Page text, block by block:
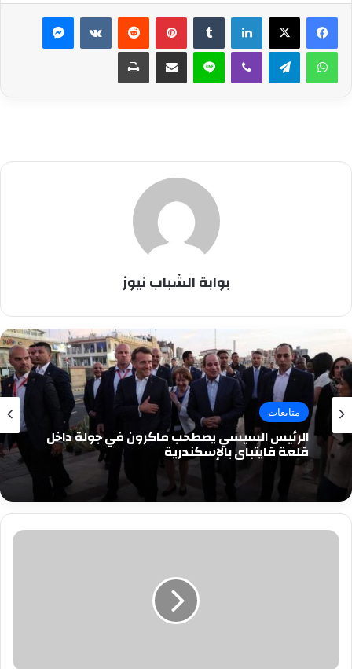
لينكدإن بينتيريست ماسنجر
واتساب تيلقرام ڤايبر لاين مشاركة عبر البريد طباعة
بوابة الشباب نيوز
متابعات
الرئيس السيسي يصطحب ماكرون في جولة داخل
قلعة قايتباي بالإسكندرية
منتخب